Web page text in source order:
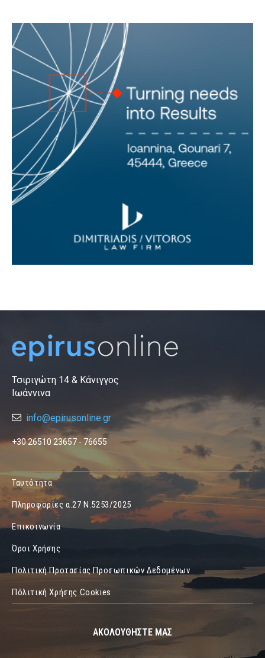
Τσιριγώτη 14 & Κάνιγγος
Ιωάννινα
info@epirusonline.gr
+30 26510 23657 - 76655
Ταυτότητα
Πληροφορίες α.27 Ν.5253/2025
Επικοινωνία
Όροι Χρήσης
Πολιτική Προτασίας Προσωπικών Δεδομένων
Πόλιτική Χρήσης Cookies
ΑΚΟΛΟΥΘΗΣΤΕ ΜΑΣ